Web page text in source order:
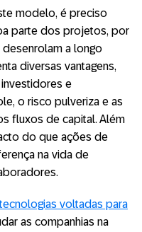
modelo, é preciso
parte dos projetos, por
a longo
diversas vantagens,
e
o risco pulveriza e as
fluxos de capital. Além
do que ações de
na vida de
tecnologias voltadas para
as companhias na